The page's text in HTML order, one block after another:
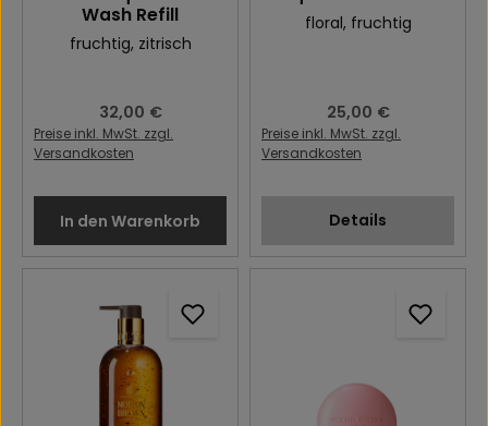
Wash Refill
fruchtig, zitrisch
Regulärer Preis:
32,00 €
Preise inkl. MwSt. zzgl.
Versandkosten
In den Warenkorb
floral, fruchtig
Regulärer Preis:
25,00 €
Preise inkl. MwSt. zzgl.
Versandkosten
Details